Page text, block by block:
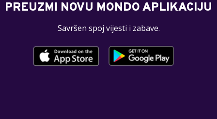
PREUZMI NOVU MONDO APLIKACIJU
Savršen spoj vijesti i zabave.